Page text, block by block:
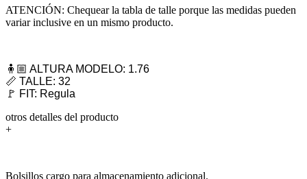
ATENCIÓN: Chequear la tabla de talle porque las medidas pueden
variar inclusive en un mismo producto.
🧍🏼 ALTURA MODELO: 1.76
📏 TALLE: 32
🚩 FIT: Regula
otros detalles del producto
+
Bolsillos cargo para almacenamiento adicional.